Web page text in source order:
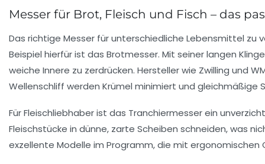
Messer für Brot, Fleisch und Fisch – das
Das richtige Messer für unterschiedliche Lebensmittel
Beispiel hierfür ist das Brotmesser. Mit seiner langen
weiche Innere zu zerdrücken. Hersteller wie Zwilling und
Wellenschliff werden Krümel minimiert und gleichmäßige
Für Fleischliebhaber ist das Tranchiermesserein
Fleischstücke in dünne, zarte Scheiben schneiden, was
exzellente Modelle im Programm, die mit